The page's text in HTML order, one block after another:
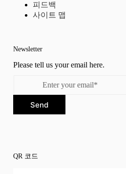
피드백
사이트 맵
Newsletter
Please tell us your email here.
Send
QR 코드